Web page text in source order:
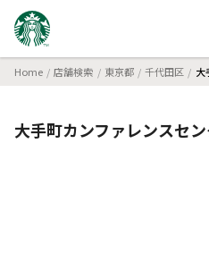
Home 店舗検索 東京都 千代田区 大
大手町カンファレンスセ